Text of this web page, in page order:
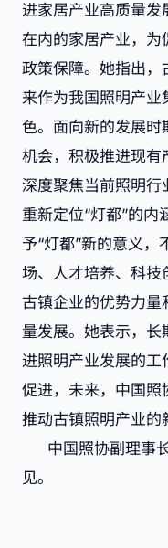
进家居产业高质量发
在内的家居产业，为
政策保障。她指出，
来作为我国照明产业
色。面向新的发展时
机会，积极推进现有
深度聚焦当前照明行
重新定位“灯都”的
予“灯都”新的意义
场、人才培养、科技
古镇企业的优势力
量发展。她表示，
进照明产业发展的工
促进，未来，中国照
推动古镇照明产业的
中国照协副理事
见。